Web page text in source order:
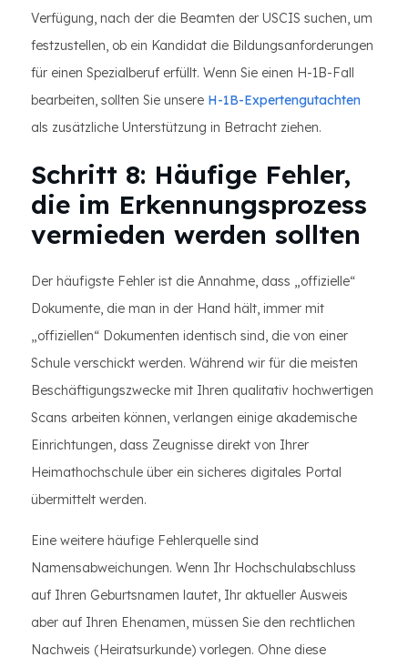
Verfügung, nach der die Beamten der USCIS suchen, um
festzustellen, ob ein Kandidat die Bildungsanforderungen
für einen Spezialberuf erfüllt. Wenn Sie einen H-1B-Fall
bearbeiten, sollten Sie unsere H-1B-Expertengutachten
als zusätzliche Unterstützung in Betracht ziehen.
Schritt 8: Häufige Fehler,
die im Erkennungsprozess
vermieden werden sollten
Der häufigste Fehler ist die Annahme, dass „offizielle“
Dokumente, die man in der Hand hält, immer mit
„offiziellen“ Dokumenten identisch sind, die von einer
Schule verschickt werden. Während wir für die meisten
Beschäftigungszwecke mit Ihren qualitativ hochwertigen
Scans arbeiten können, verlangen einige akademische
Einrichtungen, dass Zeugnisse direkt von Ihrer
Heimathochschule über ein sicheres digitales Portal
übermittelt werden.
Eine weitere häufige Fehlerquelle sind
Namensabweichungen. Wenn Ihr Hochschulabschluss
auf Ihren Geburtsnamen lautet, Ihr aktueller Ausweis
aber auf Ihren Ehenamen, müssen Sie den rechtlichen
Nachweis (Heiratsurkunde) vorlegen. Ohne diese